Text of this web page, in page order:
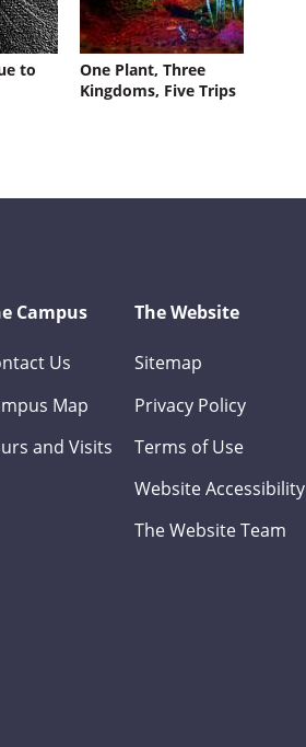
to
One Plant, Three
Kingdoms, Five Trips
Campus
Us
Map
and Visits
The Website
Sitemap
Privacy Policy
Terms of Use
Website Accessibility
The Website Team